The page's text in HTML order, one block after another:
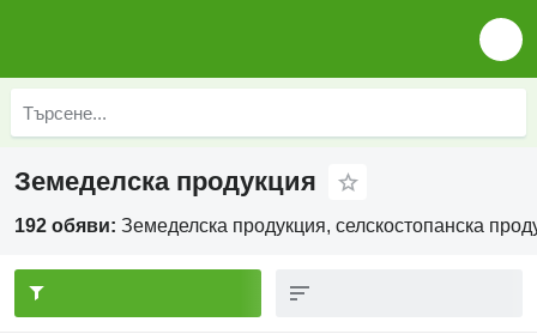
Земеделска продукция
192 обяви: Земеделска продукция, селскостопанска